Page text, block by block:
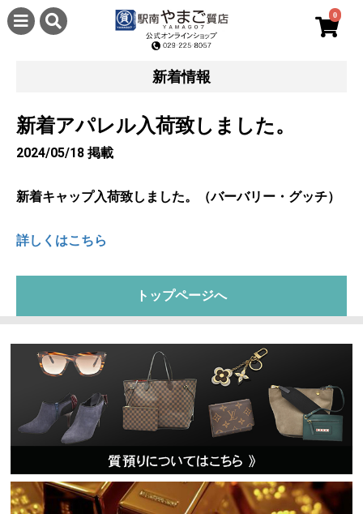
0
新着情報
新着アパレル入荷致しました。
2024/05/18 掲載
新着キャップ入荷致しました。（バーバリー・グッチ）
詳しくはこちら
トップページへ